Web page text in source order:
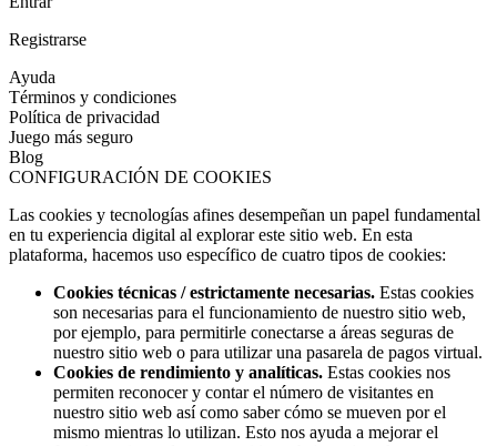
Registrarse
Ayuda
Términos y condiciones
Política de privacidad
Juego más seguro
Blog
CONFIGURACIÓN DE COOKIES
Las cookies y tecnologías afines desempeñan un papel fundamental
en tu experiencia digital al explorar este sitio web. En esta
plataforma, hacemos uso específico de cuatro tipos de cookies:
Cookies técnicas / estrictamente necesarias. Estas cookies
son necesarias para el funcionamiento de nuestro sitio web,
por ejemplo, para permitirle conectarse a áreas seguras de
nuestro sitio web o para utilizar una pasarela de pagos virtual.
Cookies de rendimiento y analíticas. Estas cookies nos
permiten reconocer y contar el número de visitantes en
nuestro sitio web así como saber cómo se mueven por el
mismo mientras lo utilizan. Esto nos ayuda a mejorar el